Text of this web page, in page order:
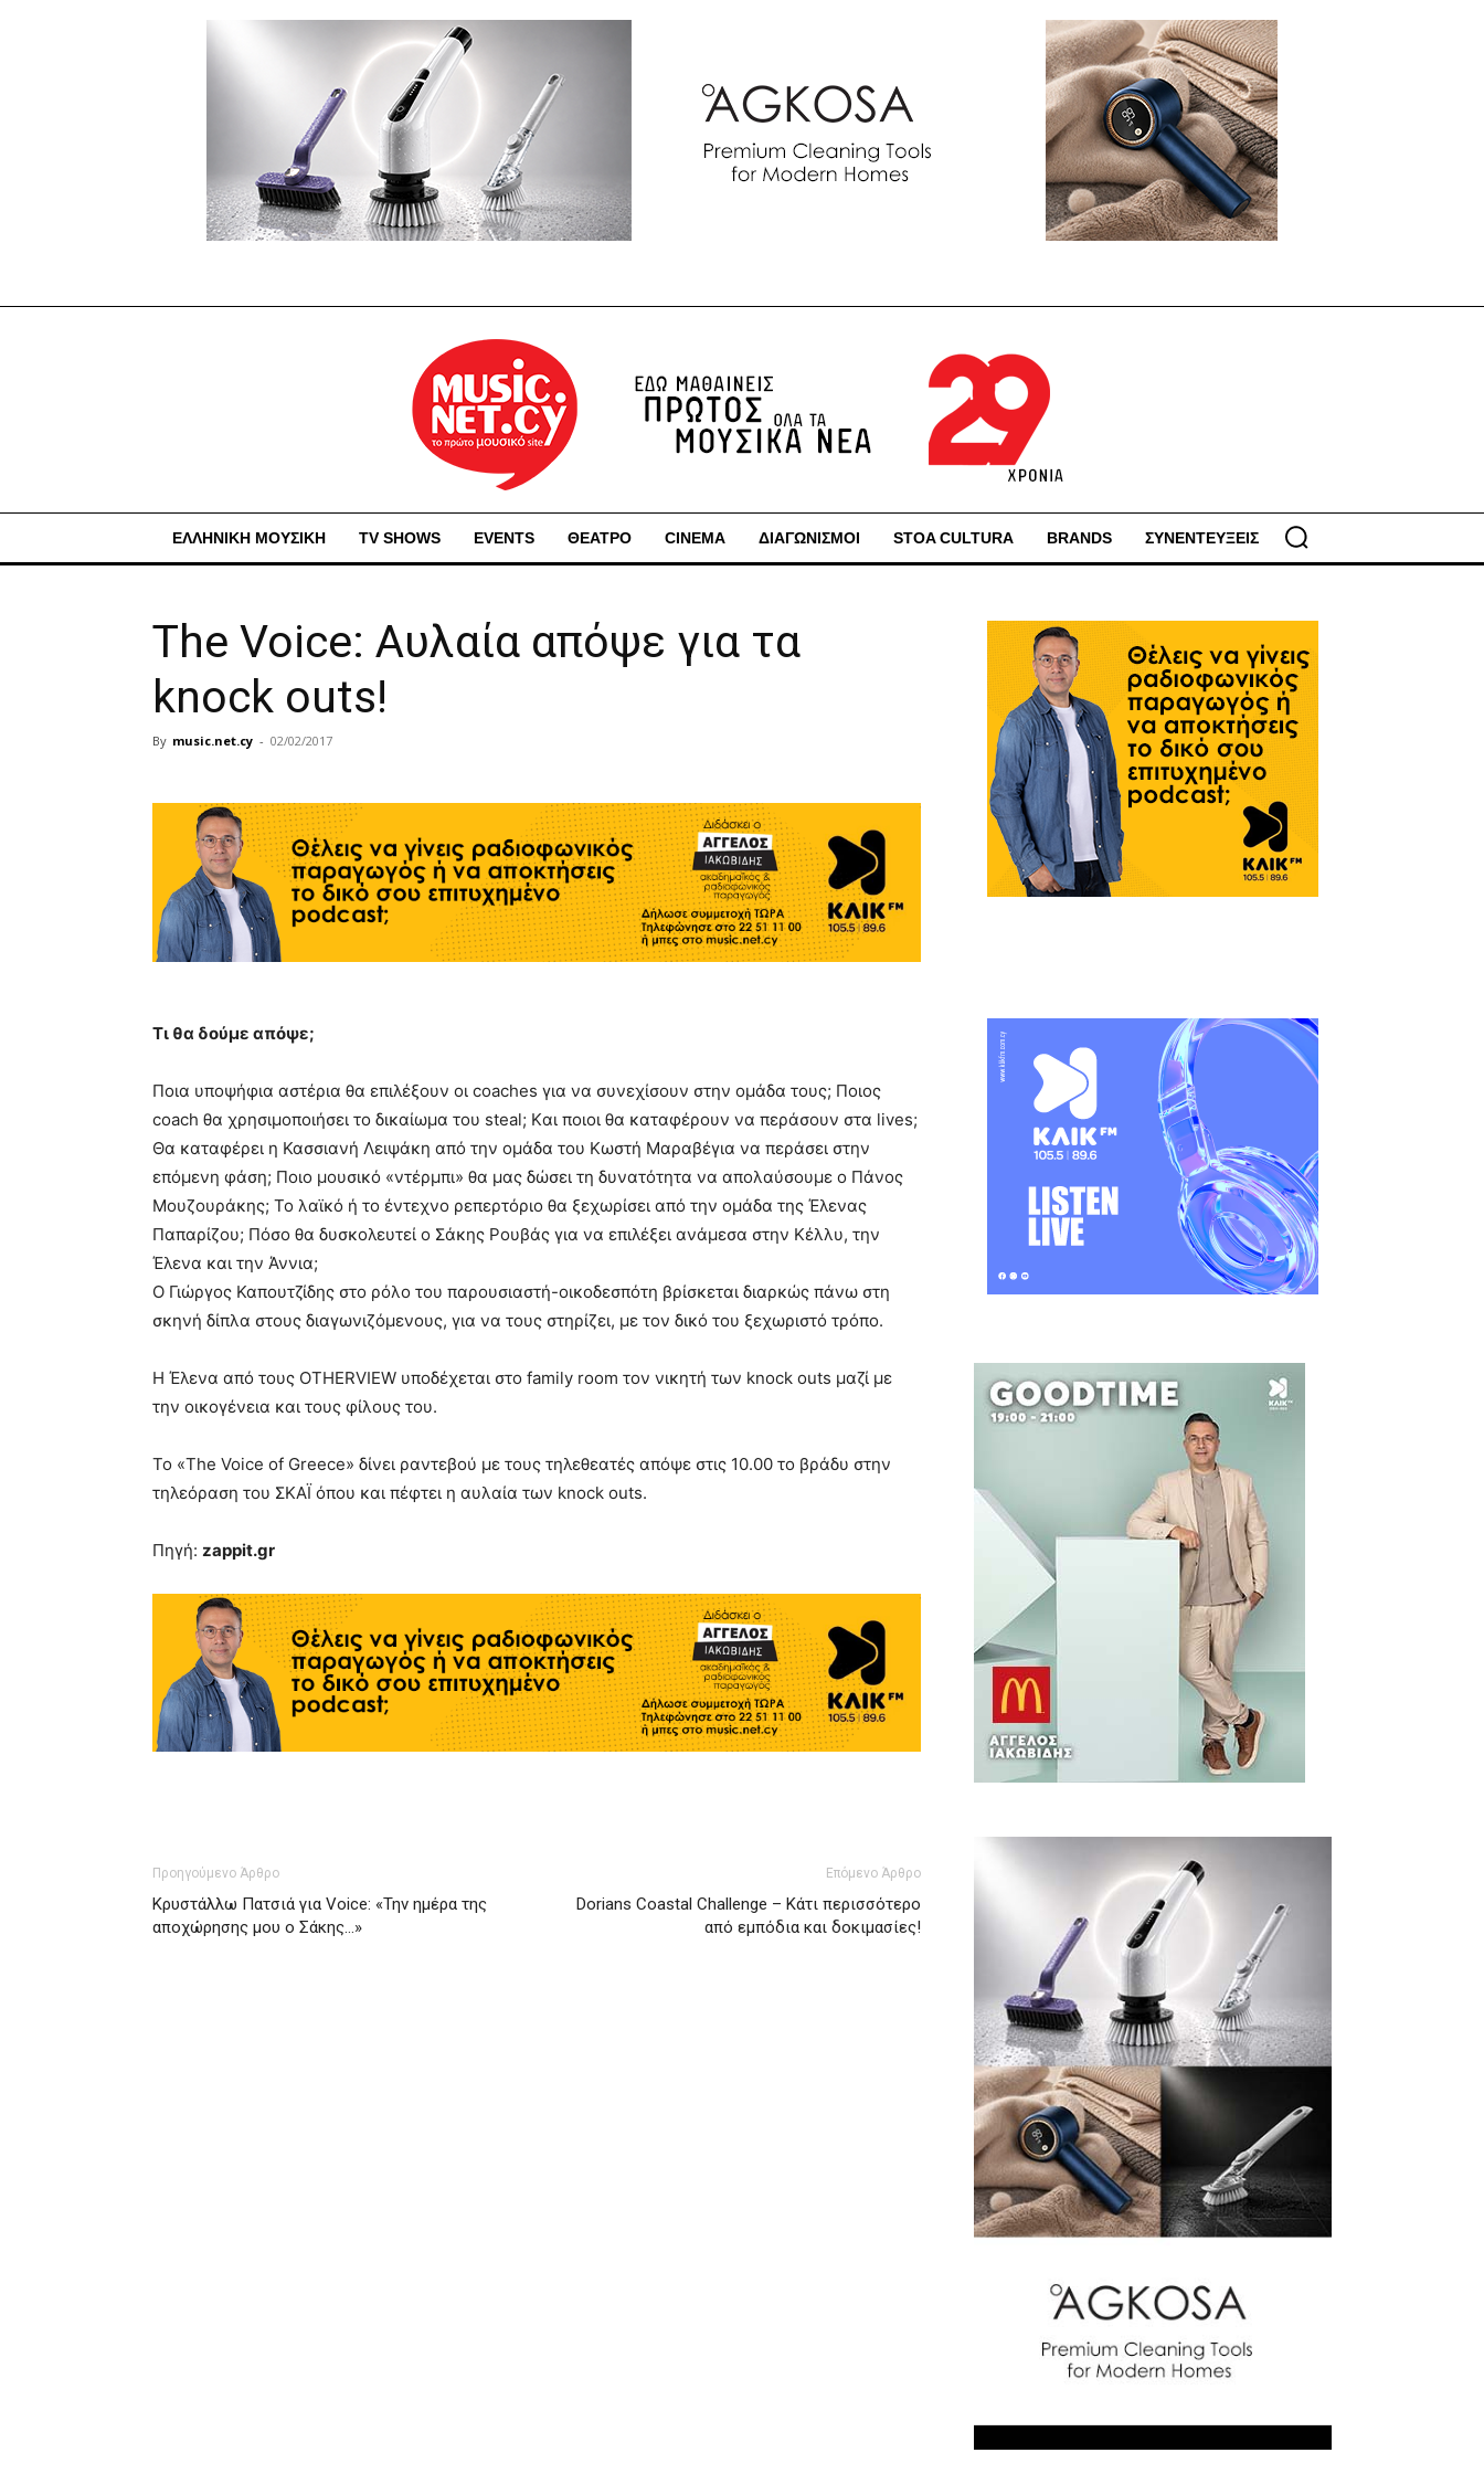
ΕΛΛΗΝΙΚΗ ΜΟΥΣΙΚΗ TV SHOWS EVENTS ΘΕΑΤΡΟ CINEMA ΔΙΑΓΩΝΙΣΜΟΙ STOA CULTURA BRANDS ΣΥΝΕΝΤΕΥΞΕΙΣ
The Voice: Αυλαία απόψε για τα
knock outs!
By music.net.cy - 02/02/2017
Τι θα δούμε απόψε;
Ποια υποψήφια αστέρια θα επιλέξουν οι coaches για να συνεχίσουν στην ομάδα τους; Ποιος
coach θα χρησιμοποιήσει το δικαίωμα του steal; Kαι ποιοι θα καταφέρουν να περάσουν στα lives;
Θα καταφέρει η Κασσιανή Λειψάκη από την ομάδα του Κωστή Μαραβέγια να περάσει στην
επόμενη φάση; Ποιο μουσικό «ντέρμπι» θα μας δώσει τη δυνατότητα να απολαύσουμε ο Πάνος
Μουζουράκης; Το λαϊκό ή το έντεχνο ρεπερτόριο θα ξεχωρίσει από την ομάδα της Έλενας
Παπαρίζου; Πόσο θα δυσκολευτεί ο Σάκης Ρουβάς για να επιλέξει ανάμεσα στην Κέλλυ, την
Έλενα και την Άννια;
Ο Γιώργος Καπουτζίδης στο ρόλο του παρουσιαστή-οικοδεσπότη βρίσκεται διαρκώς πάνω στη
σκηνή δίπλα στους διαγωνιζόμενους, για να τους στηρίζει, με τον δικό του ξεχωριστό τρόπο.
Η Έλενα από τους OTHERVIEW υποδέχεται στο family room τον νικητή των knock outs μαζί με
την οικογένεια και τους φίλους του.
Το «The Voice of Greece» δίνει ραντεβού με τους τηλεθεατές απόψε στις 10.00 το βράδυ στην
τηλεόραση του ΣΚΑΪ όπου και πέφτει η αυλαία των knock outs.
Πηγή: zappit.gr
Προηγούμενο Άρθρο
Κρυστάλλω Πατσιά για Voice: «Την ημέρα της
αποχώρησης μου ο Σάκης…»
Επόμενο Άρθρο
Dorians Coastal Challenge – Κάτι περισσότερο
από εμπόδια και δοκιμασίες!